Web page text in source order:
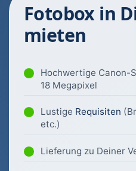
Fotobox in
mieten
Hochwertige Canon-
18 Megapixel
Lustige Requisiten
etc.)
Lieferung zu Deiner